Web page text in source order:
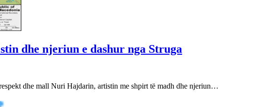
dhe njeriun e dashur nga Struga
dhe mall Nuri Hajdarin, artistin me shpirt të madh dhe njeriun…